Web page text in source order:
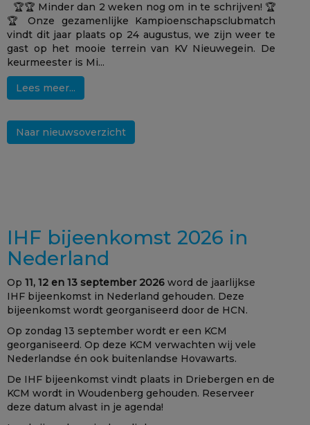
🏆🏆 Minder dan 2 weken nog om in te schrijven! 🏆
🏆 Onze gezamenlijke Kampioenschapsclubmatch
vindt dit jaar plaats op 24 augustus, we zijn weer te
gast op het mooie terrein van KV Nieuwegein. De
keurmeester is Mi...
Lees meer...
Naar nieuwsoverzicht
IHF bijeenkomst 2026 in
Nederland
Op 11, 12 en 13 september 2026 word de jaarlijkse
IHF bijeenkomst in Nederland gehouden. Deze
bijeenkomst wordt georganiseerd door de HCN.
Op zondag 13 september wordt er een KCM
georganiseerd. Op deze KCM verwachten wij vele
Nederlandse én ook buitenlandse Hovawarts.
De IHF bijeenkomst vindt plaats in Driebergen en de
KCM wordt in Woudenberg gehouden. Reserveer
deze datum alvast in je agenda!